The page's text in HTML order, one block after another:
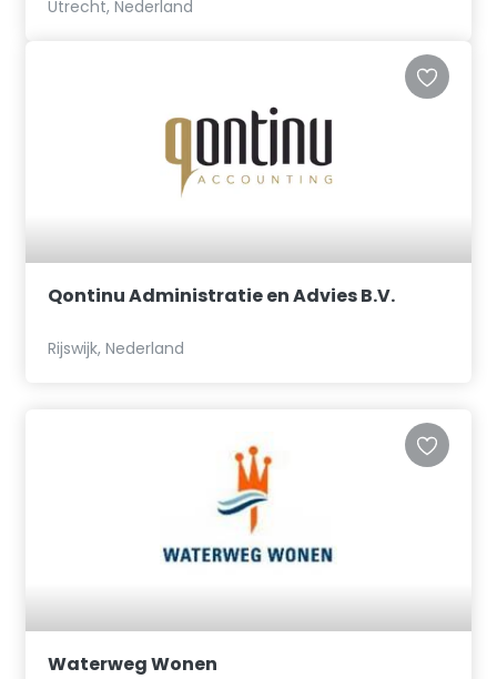
Utrecht, Nederland
Qontinu Administratie en Advies B.V.
Rijswijk, Nederland
Waterweg Wonen